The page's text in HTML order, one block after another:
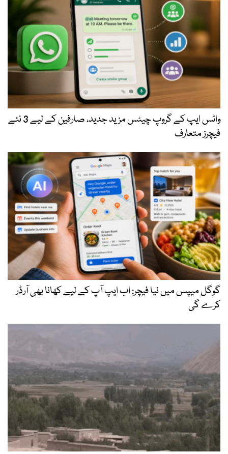
واٹس ایپ کے گروپ چیٹس مزید جدید، صارفین کے لیے 3 نئے
فیچرز متعارف
گوگل میپس میں نیا فیچر: اب ایپ آپ کے لیے کھانا بھی آرڈر
کرے گی